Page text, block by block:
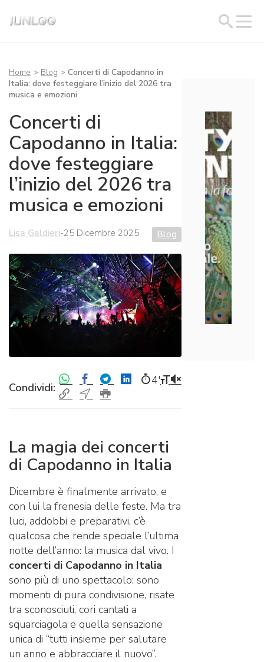
Home > Blog > Concerti di Capodanno in
Italia: dove festeggiare l’inizio del 2026 tra
musica e emozioni
Concerti di
Capodanno in Italia:
dove festeggiare
l’inizio del 2026 tra
musica e emozioni
Lisa Galdieri-25 Dicembre 2025 Blog
Condividi:
4′
La magia dei concerti
di Capodanno in Italia
Dicembre è finalmente arrivato, e
con lui la frenesia delle feste. Ma tra
luci, addobbi e preparativi, c’è
qualcosa che rende speciale l’ultima
notte dell’anno: la musica dal vivo. I
concerti di Capodanno in Italia
sono più di uno spettacolo: sono
momenti di pura condivisione, risate
tra sconosciuti, cori cantati a
squarciagola e quella sensazione
unica di “tutti insieme per salutare
un anno e abbracciare il nuovo”.